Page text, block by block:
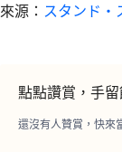
來源： スタンド・
點點讚賞，手
還沒有人贊賞，快來